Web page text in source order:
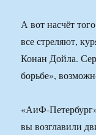
А вот насчёт
все стреляют,
Конан Дойла.
борьбе»,
«АиФ-
вы возглавили